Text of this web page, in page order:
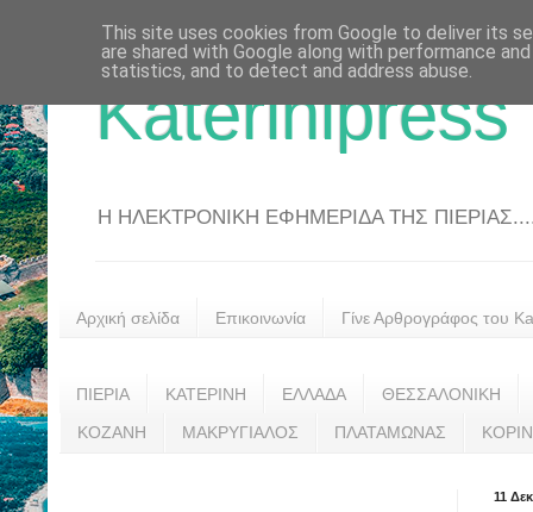
Katerinipress
Η ΗΛΕΚΤΡΟΝΙΚΗ ΕΦΗΜΕΡΙΔΑ ΤΗΣ
Αρχική σελίδα Επικοινωνία Γίνε Αρθρογράφος του
ΠΙΕΡΙΑ ΚΑΤΕΡΙΝΗ ΕΛΛΑΔΑ ΘΕΣΣΑΛΟΝΙΚΗ
ΚΟΖΑΝΗ ΜΑΚΡΥΓΙΑΛΟΣ ΠΛΑΤΑΜΩΝΑΣ
11
This site uses cookies from Google to deliver its
are shared with Google along with performance
statistics, and to detect and address abuse.